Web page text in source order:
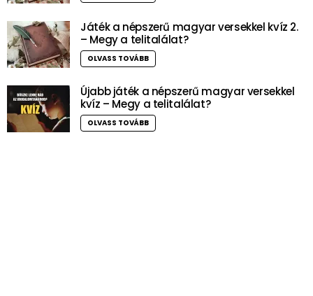
Játék a népszerű magyar versekkel kvíz 2.
– Megy a telitalálat?
OLVASS TOVÁBB
Újabb játék a népszerű magyar versekkel
kvíz – Megy a telitalálat?
OLVASS TOVÁBB